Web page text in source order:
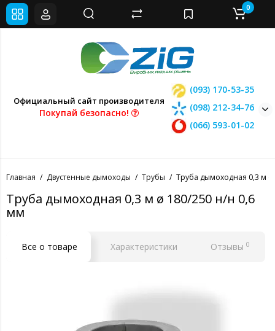
Официальный сайт производителя
Покупай безопасно!
(093) 170-53-35
(098) 212-34-76
(066) 593-01-02
0
Главная Двустенные дымоходы Трубы Труба дымоходная 0,3 м
Труба дымоходная 0,3 м ø 180/250 н/н 0,6
мм
Все о товаре Характеристики Отзывы 0